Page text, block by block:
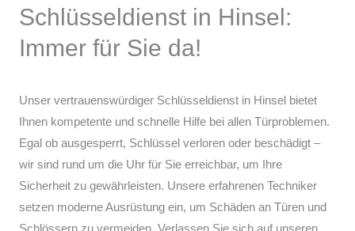
Schlüsseldienst in Hinsel:
Immer für Sie da!
Unser vertrauenswürdiger Schlüsseldienst in Hinsel bietet
Ihnen kompetente und schnelle Hilfe bei allen Türproblemen.
Egal ob ausgesperrt, Schlüssel verloren oder beschädigt –
wir sind rund um die Uhr für Sie erreichbar, um Ihre
Sicherheit zu gewährleisten. Unsere erfahrenen Techniker
setzen moderne Ausrüstung ein, um Schäden an Türen und